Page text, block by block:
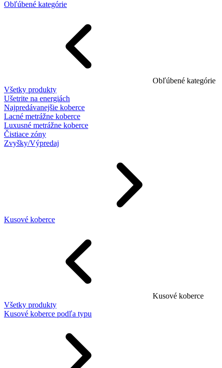
Obľúbené kategórie
Obľúbené kategórie
Všetky produkty
Ušetrite na energiách
Najpredávanejšie koberce
Lacné metrážne koberce
Luxusné metrážne koberce
Čistiace zóny
Zvyšky/Výpredaj
Kusové koberce
Kusové koberce
Všetky produkty
Kusové koberce podľa typu